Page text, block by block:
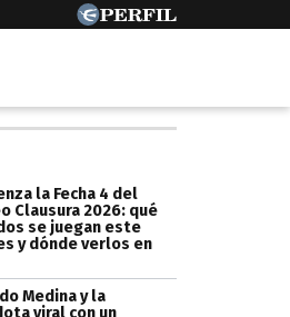
la Fecha 4 del
Clausura 2026: qué
se juegan este
y dónde verlos en
Medina y la
viral con un